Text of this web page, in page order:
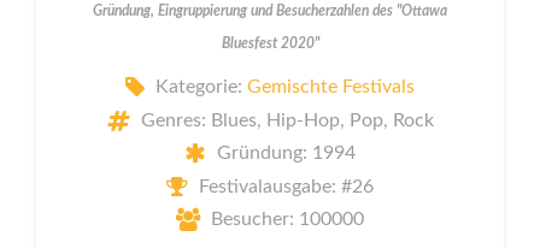
Gründung, Eingruppierung und Besucherzahlen des "Ottawa
Bluesfest 2020"
Kategorie: Gemischte Festivals
Genres: Blues, Hip-Hop, Pop, Rock
Gründung: 1994
Festivalausgabe: #26
Besucher: 100000